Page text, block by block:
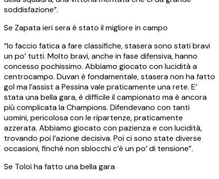
soddisfazione”.
Se Zapata ieri sera è stato il migliore in campo
“Io faccio fatica a fare classifiche, stasera sono stati bravi
un po’ tutti. Molto bravi, anche in fase difensiva, hanno
concesso pochissimo. Abbiamo giocato con lucidità a
centrocampo. Duvan è fondamentale, stasera non ha fatto
gol ma l’assist a Pessina vale praticamente una rete. E’
stata una bella gara, è difficile il campionato ma è ancora
più complicata la Champions. Difendevano con tanti
uomini, pericolosa con le ripartenze, praticamente
azzerata. Abbiamo giocato con pazienza e con lucidità,
trovando poi l’azione decisiva. Poi ci sono state diverse
occasioni, finché non sblocchi c’è un po’ di tensione”.
Se Toloi ha fatto una bella gara